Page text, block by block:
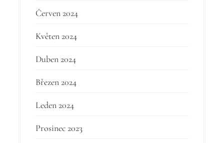
Červen 2024
Květen 2024
Duben 2024
Březen 2024
Leden 2024
Prosinec 2023